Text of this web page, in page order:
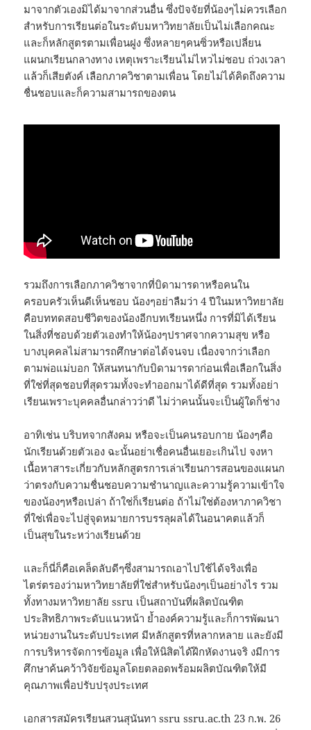
มาจากตัวเองมิได้มาจากส่วนอื่น ซึ่งปัจจัยที่น้องๆไม่ควรเลือก
สำหรับการเรียนต่อในระดับมหาวิทยาลัยเป็นไม่เลือกคณะ
และก็หลักสูตรตามเพื่อนฝูง ซึ่งหลายๆคนซิ่วหรือเปลี่ยน
แผนกเรียนกลางทาง เหตุเพราะเรียนไม่ไหวไม่ชอบ ถ่วงเวลา
แล้วก็เสียตังค์ เลือกภาควิชาตามเพื่อน โดยไม่ได้คิดถึงความ
ชื่นชอบและก็ความสามารถของตน
รวมถึงการเลือกภาควิชาจากที่บิดามารดาหรือคนใน
ครอบครัวเห็นดีเห็นชอบ น้องๆอย่าลืมว่า 4 ปีในมหาวิทยาลัย
คือบททดสอบชีวิตของน้องอีกบทเรียนหนึ่ง การที่มิได้เรียน
ในสิ่งที่ชอบด้วยตัวเองทำให้น้องๆปราศจากความสุข หรือ
บางบุคคลไม่สามารถศึกษาต่อได้จนจบ เนื่องจากว่าเลือก
ตามพ่อแม่บอก ให้สนทนากับบิดามารดาก่อนเพื่อเลือกในสิ่ง
ที่ใช่ที่สุดชอบที่สุดรวมทั้งจะทำออกมาได้ดีที่สุด รวมทั้งอย่า
เรียนเพราะบุคคลอื่นกล่าวว่าดี ไม่ว่าคนนั้นจะเป็นผู้ใดก็ช่าง
อาทิเช่น บริบทจากสังคม หรือจะเป็นคนรอบกาย น้องๆคือ
นักเรียนด้วยตัวเอง ฉะนั้นอย่าเชื่อคนอื่นเยอะเกินไป จงหา
เนื้อหาสาระเกี่ยวกับหลักสูตรการเล่าเรียนการสอนของแผนก
ว่าตรงกับความชื่นชอบความชำนาญและความรู้ความเข้าใจ
ของน้องๆหรือเปล่า ถ้าใช่ก็เรียนต่อ ถ้าไม่ใช่ต้องหาภาควิชา
ที่ใช่เพื่อจะไปสู่จุดหมายการบรรลุผลได้ในอนาคตแล้วก็
เป็นสุขในระหว่างเรียนด้วย
และก็นี่ก็คือเคล็ดลับดีๆซึ่งสามารถเอาไปใช้ได้จริงเพื่อ
ไตร่ตรองว่ามหาวิทยาลัยที่ใช่สำหรับน้องๆเป็นอย่างไร รวม
ทั้งทางมหาวิทยาลัย ssru เป็นสถาบันที่ผลิตบัณฑิต
ประสิทธิภาพระดับแนวหน้า ย้ำองค์ความรู้และก็การพัฒนา
หน่วยงานในระดับประเทศ มีหลักสูตรที่หลากหลาย และยังมี
การบริหารจัดการข้อมูล เพื่อให้นิสิตได้ฝึกหัดงานจริ งมีการ
ศึกษาค้นคว้าวิจัยข้อมูลโดยตลอดพร้อมผลิตบัณฑิตให้มี
คุณภาพเพื่อปรับปรุงประเทศ
เอกสารสมัครเรียนสวนสุนันทา ssru ssru.ac.th 23 ก.พ. 26